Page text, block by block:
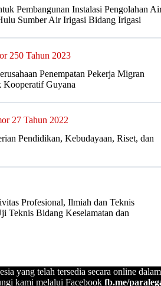
Pembangunan Instalasi Pengolahan
Sumber Air Irigasi Bidang Irigasi
250 Tahun 2023
Penempatan Pekerja Migran
Kooperatif Guyana
27 Tahun 2022
Pendidikan, Kebudayaan, Riset, dan
Profesional, Ilmiah dan Teknis
Teknis Bidang Keselamatan dan
yang telah tersedia secara online
kami melalui Facebook fb.me/